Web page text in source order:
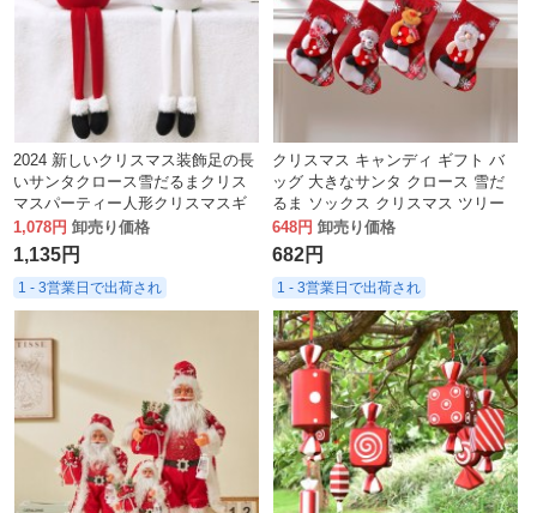
2024 新しいクリスマス装飾足の長
いサンタクロース雪だるまクリス
マスパーティー人形クリスマスギ
フト
1,078円 卸売り価格
1,135円
1 - 3営業日で出荷され
クリスマス キャンディ ギフト バ
ッグ 大きなサンタ クロース 雪だ
るま ソックス クリスマス ツリー
の装飾 クリスマス ソックス
648円 卸売り価格
682円
1 - 3営業日で出荷され